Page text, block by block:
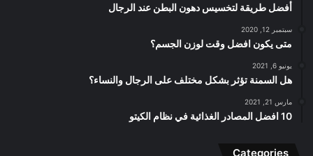
أفضل طريقة لتخسيس دهون البطن عند الرجال
سبتمبر 12, 2020
متى يكون افضل وقت لوزن الجسم؟
يونيو 6, 2021
هل السمنة تؤثر بشكل مختلف على الرجال والنساء؟
مارس 21, 2021
10 افضل المصادر الغذائية في نظام الكيتو
Categories